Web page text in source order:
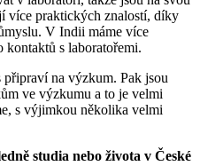
více praktických znalostí, díky
V Indii máme více
kontaktů s laboratořemi.
připraví na výzkum. Pak jsou
ve výzkumu a to je velmi
s výjimkou několika velmi
studia nebo života v České